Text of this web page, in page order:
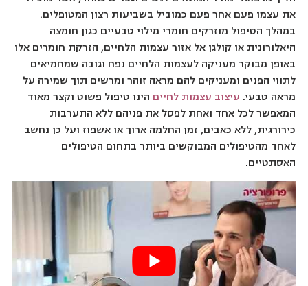
את עצמו פעם אחר פעם כמוביל בשביעות רצון המטופלים.
במהלך הטיפול מוזרקים חומרי מילוי טבעיים כגון חומצה
היאלורונית או קולגן אל אזור עצמות הלחיים, הזרקת חומרים אלו
באופן מבוקר מעניקה לעצמות הלחיים נפח וגובה שמחמיאים
לתווי הפנים ומעניקים להם מראה זוהר ומרשים תוך שמירה על
מראה טבעי. עיצוב עצמות לחיים הינו טיפול פשוט וקצר מאוד
המאפשר לכל אחד ואחת לפסל את פניהם ללא התערבות
כירורגית, ללא כאבים, זמן החלמה ארוך או אשפוז ועל כן נחשב
לאחד מהטיפולים המבוקשים ביותר בתחום הטיפולים
האסתטיים.